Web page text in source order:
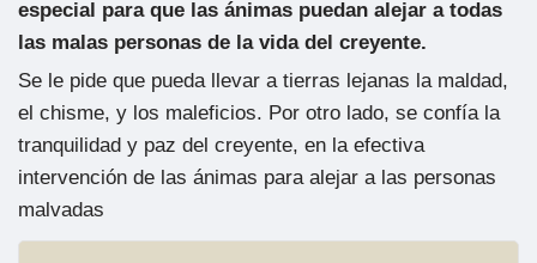
especial para que las ánimas puedan alejar a todas
las malas personas de la vida del creyente.
Se le pide que pueda llevar a tierras lejanas la maldad,
el chisme, y los maleficios. Por otro lado, se confía la
tranquilidad y paz del creyente, en la efectiva
intervención de las ánimas para alejar a las personas
malvadas